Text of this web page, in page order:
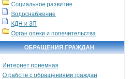
Социальное развитие
Водоснабжение
КДН и ЗП
Орган опеки и попечительства
ОБРАЩЕНИЯ ГРАЖДАН
Интернет приемная
О работе с обращениями граждан